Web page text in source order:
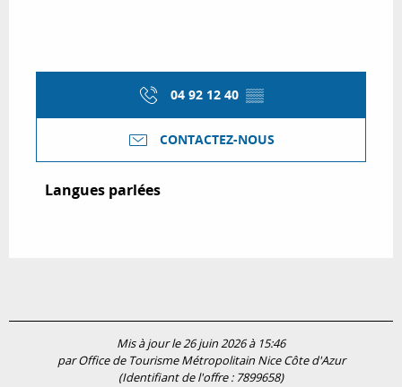
04 92 12 40 ▒▒
CONTACTEZ-NOUS
Langues parlées
Langues parlées
Mis à jour le 26 juin 2026 à 15:46
par Office de Tourisme Métropolitain Nice Côte d'Azur
(Identifiant de l'offre : 7899658)